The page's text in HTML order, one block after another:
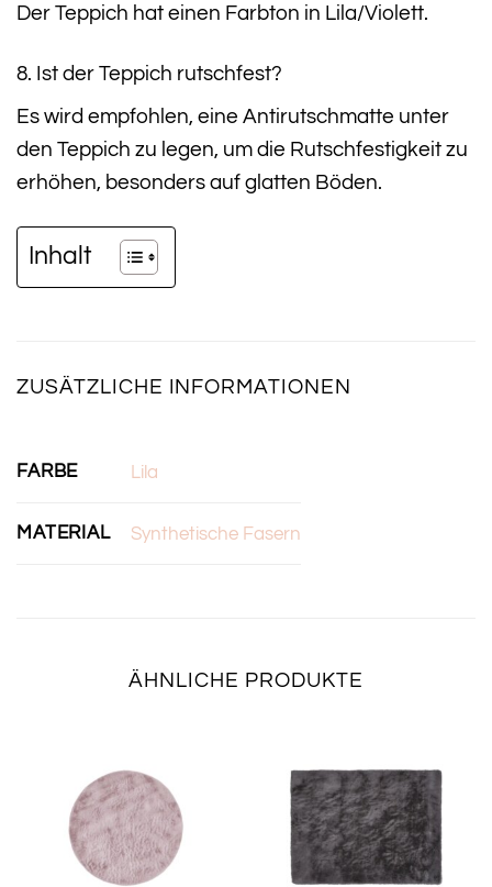
Der Teppich hat einen Farbton in Lila/Violett.
8. Ist der Teppich rutschfest?
Es wird empfohlen, eine Antirutschmatte unter
den Teppich zu legen, um die Rutschfestigkeit zu
erhöhen, besonders auf glatten Böden.
Inhalt
ZUSÄTZLICHE INFORMATIONEN
FARBE Lila
MATERIAL Synthetische Fasern
ÄHNLICHE PRODUKTE